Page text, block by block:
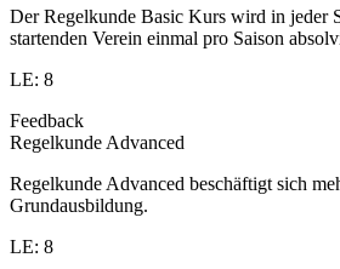
Der Regelkunde Basic Kurs wird in jeder
startenden Verein einmal pro Saison
LE: 8
Feedback
Regelkunde Advanced
Regelkunde Advanced beschäftigt sich
Grundausbildung.
LE: 8